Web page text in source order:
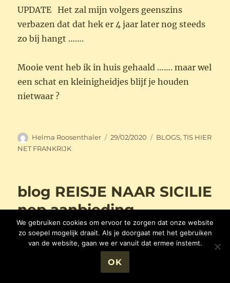
UPDATE Het zal mijn volgers geenszins
verbazen dat dat hek er 4 jaar later nog steeds
zo bij hangt …….
Mooie vent heb ik in huis gehaald ……. maar wel
een schat en kleinigheidjes blijf je houden
nietwaar ?
Auteur
Helma Roosenthaler
Geplaatst
29/02/2020 Categorieën
BLOGS,TIS HIER
NET FRANKRIJK
blog REISJE NAAR SICILIE
nep aanbieding
EEN REISJE NAAR SICILIE !
We gebruiken cookies om ervoor te zorgen dat onze website
zo soepel mogelijk draait. Als je doorgaat met het gebruiken
van de website, gaan we er vanuit dat ermee instemt.
OK